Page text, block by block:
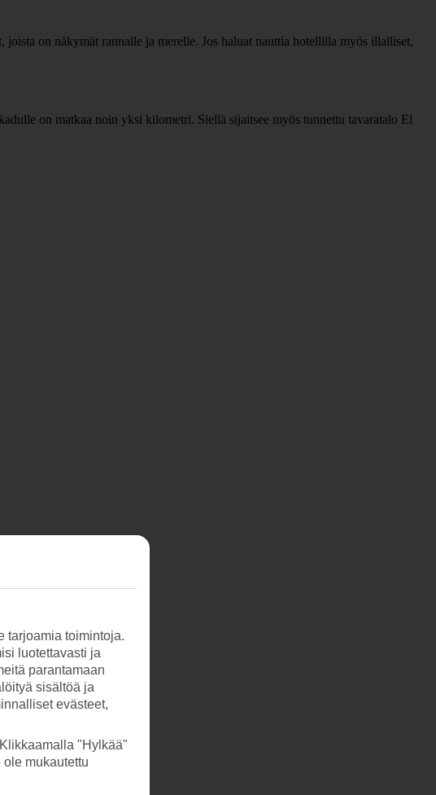
on näkymät rannalle ja merelle. Jos haluat nauttia hotellilla myös illalliset,
on matkaa noin yksi kilometri. Siellä sijaitsee myös tunnettu tavaratalo El
tarjoamia toimintoja.
luotettavasti ja
parantamaan
sisältöä ja
evästeet,
"Hylkää"
mukautettu